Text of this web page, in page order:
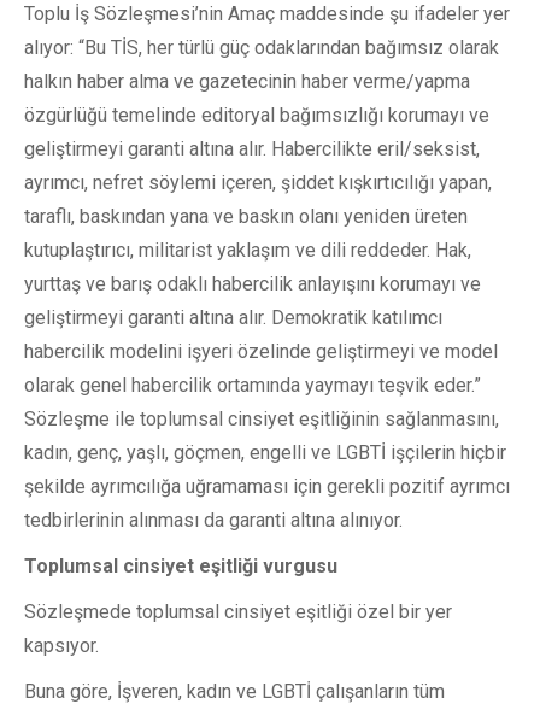
Toplu İş Sözleşmesi’nin Amaç maddesinde şu ifadeler yer
alıyor: “Bu TİS, her türlü güç odaklarından bağımsız olarak
halkın haber alma ve gazetecinin haber verme/yapma
özgürlüğü temelinde editoryal bağımsızlığı korumayı ve
geliştirmeyi garanti altına alır. Habercilikte eril/seksist,
ayrımcı, nefret söylemi içeren, şiddet kışkırtıcılığı yapan,
taraflı, baskından yana ve baskın olanı yeniden üreten
kutuplaştırıcı, militarist yaklaşım ve dili reddeder. Hak,
yurttaş ve barış odaklı habercilik anlayışını korumayı ve
geliştirmeyi garanti altına alır. Demokratik katılımcı
habercilik modelini işyeri özelinde geliştirmeyi ve model
olarak genel habercilik ortamında yaymayı teşvik eder.”
Sözleşme ile toplumsal cinsiyet eşitliğinin sağlanmasını,
kadın, genç, yaşlı, göçmen, engelli ve LGBTİ işçilerin hiçbir
şekilde ayrımcılığa uğramaması için gerekli pozitif ayrımcı
tedbirlerinin alınması da garanti altına alınıyor.
Toplumsal cinsiyet eşitliği vurgusu
Sözleşmede toplumsal cinsiyet eşitliği özel bir yer
kapsıyor.
Buna göre, İşveren, kadın ve LGBTİ çalışanların tüm